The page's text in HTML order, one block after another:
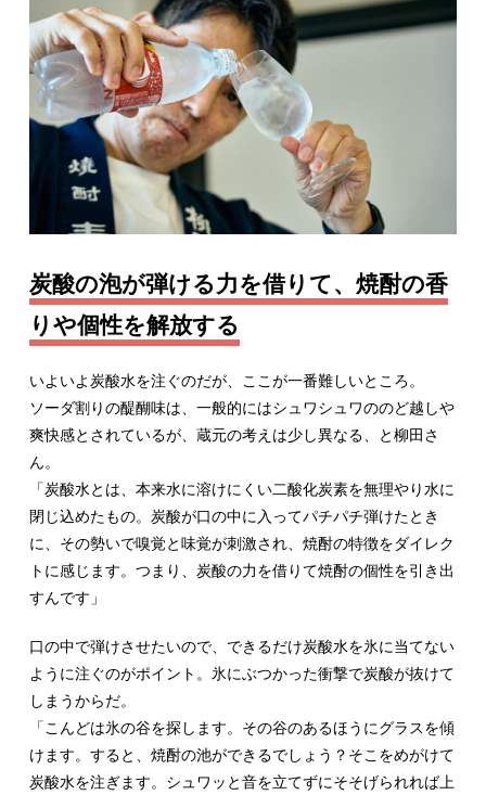
炭酸の泡が弾ける力を借りて、焼酎の香
りや個性を解放する
いよいよ炭酸水を注ぐのだが、ここが一番難しいところ。
ソーダ割りの醍醐味は、一般的にはシュワシュワののど越しや
爽快感とされているが、蔵元の考えは少し異なる、と柳田さ
ん。
「炭酸水とは、本来水に溶けにくい二酸化炭素を無理やり水に
閉じ込めたもの。炭酸が口の中に入ってパチパチ弾けたとき
に、その勢いで嗅覚と味覚が刺激され、焼酎の特徴をダイレク
トに感じます。つまり、炭酸の力を借りて焼酎の個性を引き出
すんです」
口の中で弾けさせたいので、できるだけ炭酸水を氷に当てない
ように注ぐのがポイント。氷にぶつかった衝撃で炭酸が抜けて
しまうからだ。
「こんどは氷の谷を探します。その谷のあるほうにグラスを傾
けます。すると、焼酎の池ができるでしょう？そこをめがけて
炭酸水を注ぎます。シュワッと音を立てずにそそげられれば上